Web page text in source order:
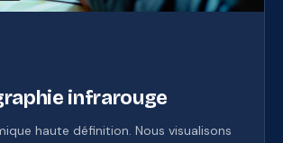
infrarouge
haute définition. Nous visualisons